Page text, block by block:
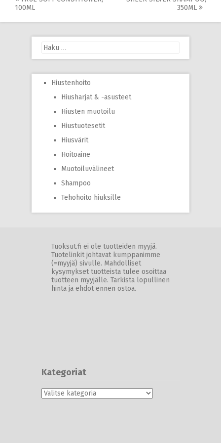
100ML
350ML
Haku:
Hiustenhoito
Hiusharjat & -asusteet
Hiusten muotoilu
Hiustuotesetit
Hiusvärit
Hoitoaine
Muotoiluvälineet
Shampoo
Tehohoito hiuksille
Tuoksut.fi ei ole tuotteiden myyjä.
Tuotelinkit johtavat kumppanimme
(=myyjä) sivulle. Mahdolliset
kysymykset tuotteista tulee osoittaa
tuotteen myyjälle. Tarkista lopullinen
hinta ja ehdot ennen ostoa.
Kategoriat
Kategoriat